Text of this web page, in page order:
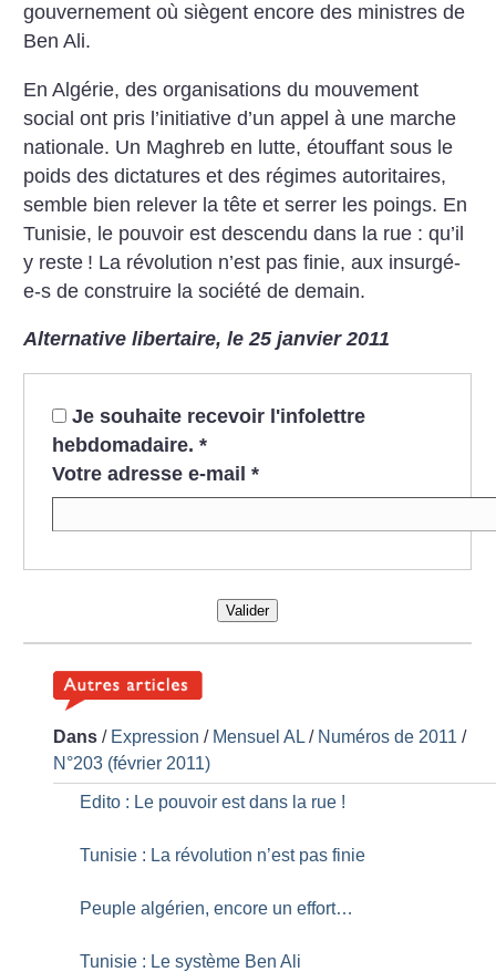
gouvernement où siègent encore des ministres de
Ben Ali.
En Algérie, des organisations du mouvement
social ont pris l’initiative d’un appel à une marche
nationale. Un Maghreb en lutte, étouffant sous le
poids des dictatures et des régimes autoritaires,
semble bien relever la tête et serrer les poings. En
Tunisie, le pouvoir est descendu dans la rue : qu’il
y reste ! La révolution n’est pas finie, aux insurgé-
e-s de construire la société de demain.
Alternative libertaire, le 25 janvier 2011
Je souhaite recevoir l'infolettre
hebdomadaire. *
Votre adresse e-mail *
Valider
Dans / Expression / Mensuel AL / Numéros de 2011 /
N°203 (février 2011)
Edito : Le pouvoir est dans la rue !
Tunisie : La révolution n’est pas finie
Peuple algérien, encore un effort…
Tunisie : Le système Ben Ali